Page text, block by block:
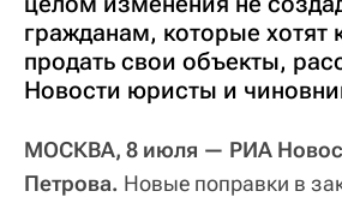
гражданам, которые хотят
продать свои объекты,
Новости юристы и
МОСКВА, 8 июля — РИА
Петрова. Новые поправки в